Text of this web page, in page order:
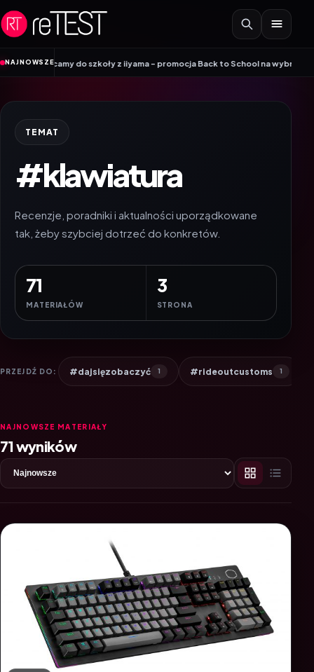
Przejdź do treści
NAJNOWSZE
iiyama – promocja Back to School na wybrane monitory•Patriot i ROG
TEMAT
#klawiatura
Recenzje, poradniki i aktualności uporządkowane
tak, żeby szybciej dotrzeć do konkretów.
71
MATERIAŁÓW
3
STRONA
PRZEJDŹ DO: #dajsięzobaczyć 1 #rideoutcustoms 1
NAJNOWSZE MATERIAŁY
71 wyników